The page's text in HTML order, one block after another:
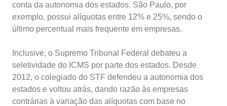
conta da autonomia dos estados. São Paulo, por
exemplo, possui alíquotas entre 12% e 25%, sendo o
último percentual mais frequente em empresas.
Inclusive, o Supremo Tribunal Federal debateu a
seletividade do ICMS por parte dos estados. Desde
2012, o colegiado do STF defendeu a autonomia dos
estados e voltou atrás, dando razão às empresas
contrárias à variação das alíquotas com base no